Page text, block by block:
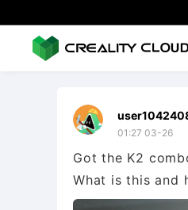
01:27 03-26
Got the K2
What is this and